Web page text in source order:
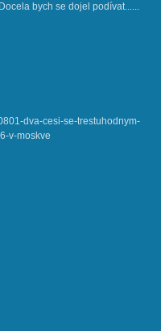
bych se dojel podívat......
dva-cesi-se-trestuhodnym-
v-moskve